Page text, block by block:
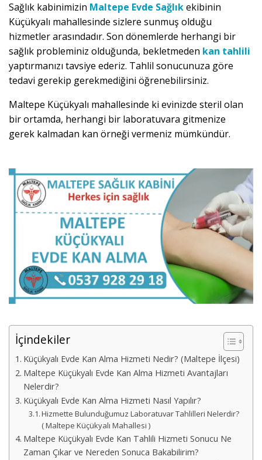
Sağlık kabinimizin Maltepe Evde Sağlıkekibinin
Küçükyalı mahallesinde sizlere sunmuş olduğu
hizmetler arasındadır. Son dönemlerde herhangi bir
sağlık probleminiz olduğunda, bekletmeden kan tahlili
yaptırmanızı tavsiye ederiz. Tahlil sonucunuza göre
tedavi gerekip gerekmediğini öğrenebilirsiniz.
Maltepe Küçükyalı mahallesinde ki evinizde steril olan
bir ortamda, herhangi bir laboratuvara gitmenize
gerek kalmadan kan örneği vermeniz mümkündür.
İçindekiler
Küçükyalı Evde Kan Alma Hizmeti Nedir? (Maltepe İlçesi)
Maltepe Küçükyalı Evde Kan Alma Hizmeti Avantajları
Nelerdir?
Küçükyalı Evde Kan Alma Hizmeti Nasıl Yapılır?
Hizmette Bulunduğumuz Laboratuvar Tahlilleri Nelerdir?
( Maltepe Küçükyalı Mahallesi )
Maltepe Küçükyalı Evde Kan Tahlili Hizmeti Sonucu Ne
Zaman Çıkar ve Nereden Sonuca Bakabilirim?